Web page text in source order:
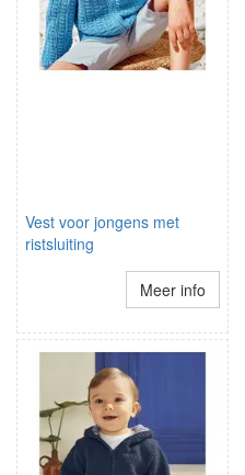
Vest voor jongens met
ristsluiting
Meer info